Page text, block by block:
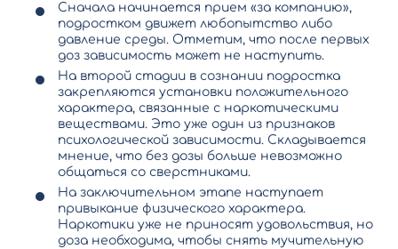
Сначала начинается прием «за компанию»,
подростком движет любопытство либо
давление среды. Отметим, что после первых
доз зависимость может не наступить.
На второй стадии в сознании подростка
закрепляются установки положительного
характера, связанные с наркотическими
веществами. Это уже один из признаков
психологической зависимости. Складывается
мнение, что без дозы больше невозможно
общаться со сверстниками.
На заключительном этапе наступает
привыкание физического характера.
Наркотики уже не приносят удовольствия, но
доза необходима, чтобы снять мучительную